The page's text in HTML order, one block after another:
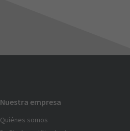
Nuestra empresa
Quiénes somos